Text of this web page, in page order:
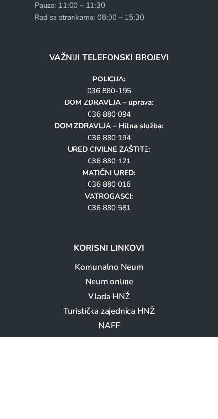
Pauza: 11:00 – 11:30
Rad sa strankama: 08:00 – 15:30
VAŽNIJI TELEFONSKI BROJEVI
POLICIJA:
036 880-195
DOM ZDRAVLJA – uprava:
036 880 094
DOM ZDRAVLJA – Hitna služba:
036 880 194
URED CIVILNE ZAŠTITE:
036 880 121
MATIČNI URED:
036 880 016
VATROGASCI:
036 880 581
KORISNI LINKOVI
Komunalno Neum
Neum.online
Vlada HNŽ
Turistička zajednica HNŽ
NAFF
Booking.com – Neum